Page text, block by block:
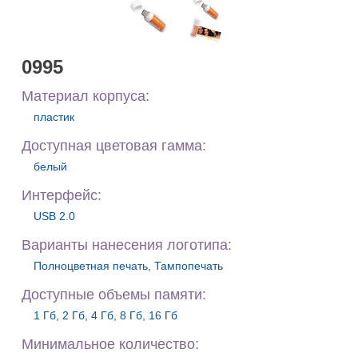
0995
Материал корпуса:
пластик
Доступная цветовая гамма:
белый
Интерфейс:
USB 2.0
Варианты нанесения логотипа:
Полноцветная печать, Тампопечать
Доступные объемы памяти:
1 Гб, 2 Гб, 4 Гб, 8 Гб, 16 Гб
Минимальное количество: